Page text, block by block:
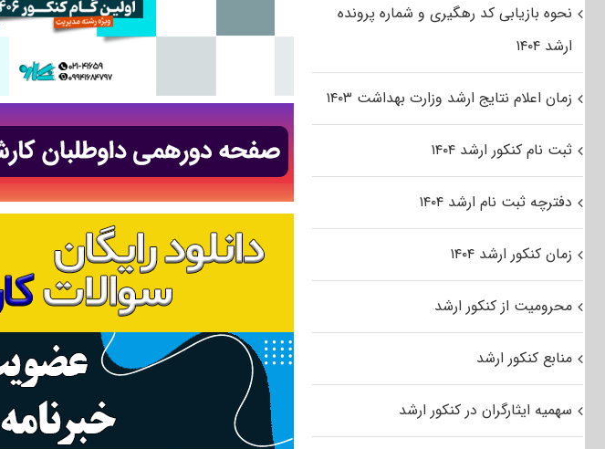
نحوه بازیابی کد رهگیری و شماره پرونده
ارشد ۱۴۰۴
زمان اعلام نتایج ارشد وزارت بهداشت ۱۴۰۳
ثبت نام کنکور ارشد ۱۴۰۴
دفترچه ثبت نام ارشد ۱۴۰۴
زمان کنکور ارشد ۱۴۰۴
محرومیت از کنکور ارشد
منابع کنکور ارشد
سهمیه ایثارگران در کنکور ارشد